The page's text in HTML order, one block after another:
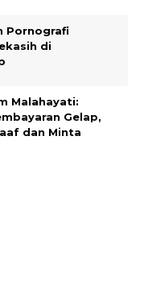
Pornografi
di
Malahayati:
Gelap,
dan Minta